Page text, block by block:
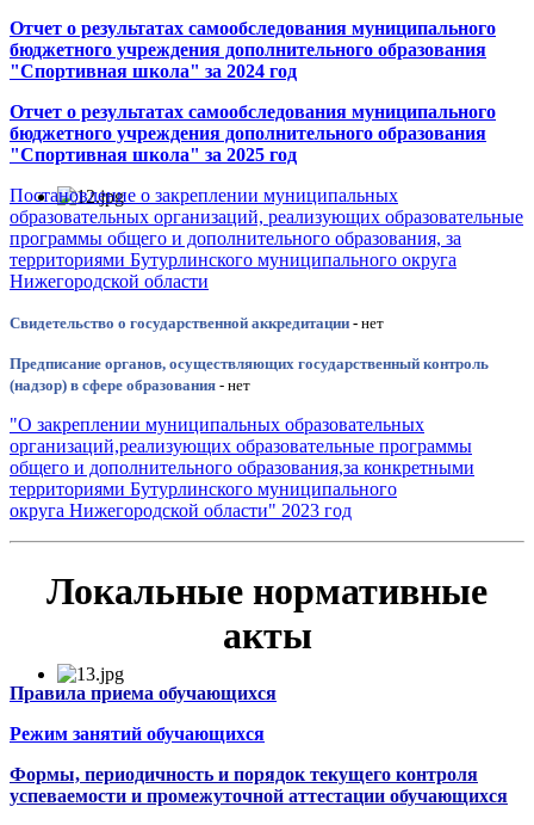
Отчет о результатах самообследования муниципального
бюджетного учреждения дополнительного образования
"Спортивная школа" за 2024 год
Отчет о результатах самообследования муниципального
бюджетного учреждения дополнительного образования
"Спортивная школа" за 2025 год
Постановление о закреплении муниципальных
образовательных организаций, реализующих образовательные
программы общего и дополнительного образования, за
территориями Бутурлинского муниципального округа
Нижегородской области
Свидетельство о государственной аккредитации - нет
Предписание органов, осуществляющих государственный контроль
(надзор) в сфере образования - нет
"О закреплении муниципальных образовательных
организаций,реализующих образовательные программы
общего и дополнительного образования,за конкретными
территориями Бутурлинского муниципального
округа Нижегородской области" 2023 год
Локальные нормативные
акты
Правила приема обучающихся
Режим занятий обучающихся
Формы, периодичность и порядок текущего контроля
успеваемости и промежуточной аттестации обучающихся